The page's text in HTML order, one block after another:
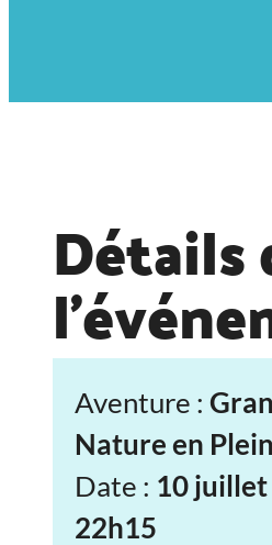
Détails
Aventure :
Nature en
Date : 10 juillet
22h15